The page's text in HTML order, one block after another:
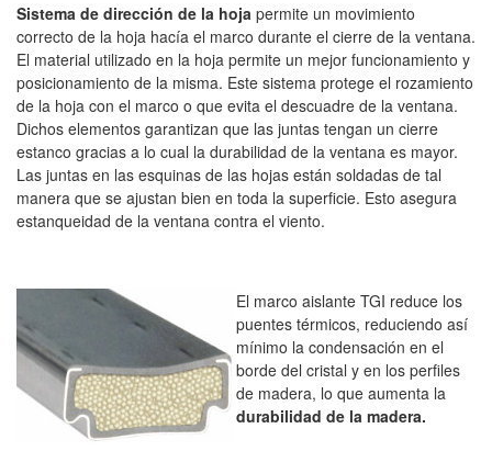
Sistema de dirección de la hoja permite un movimiento
correcto de la hoja hacía el marco durante el cierre de la ventana.
El material utilizado en la hoja permite un mejor funcionamiento y
posicionamiento de la misma. Este sistema protege el rozamiento
de la hoja con el marco o que evita el descuadre de la ventana.
Dichos elementos garantizan que las juntas tengan un cierre
estanco gracias a lo cual la durabilidad de la ventana es mayor.
Las juntas en las esquinas de las hojas están soldadas de tal
manera que se ajustan bien en toda la superficie. Esto asegura
estanqueidad de la ventana contra el viento.
El marco aislante TGI reduce los
puentes térmicos, reduciendo así
mínimo la condensación en el
borde del cristal y en los perfiles
de madera, lo que aumenta la
durabilidad de la madera.